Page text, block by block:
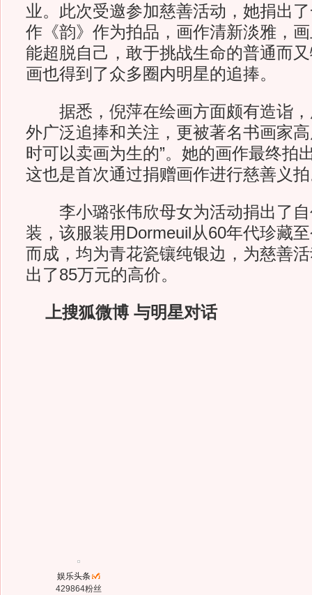
业。此次受邀参加慈善活动，她捐出
作《韵》作为拍品，画作清新淡雅，画
能超脱自己，敢于挑战生命的普通而
画也得到了众多圈内明星的追捧。
据悉，倪萍在绘画方面颇有造诣，
外广泛追捧和关注，更被著名书画家
时可以卖画为生的”。她的画作最终拍
这也是首次通过捐赠画作进行慈善义
李小璐张伟欣母女为活动捐出了自
装，该服装用Dormeuil从60年代珍藏
而成，均为青花瓷镶纯银边，为慈善
出了85万元的高价。
上搜狐微博 与明星对话
娱乐头条
429864粉丝